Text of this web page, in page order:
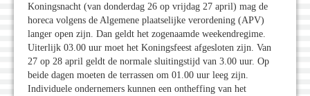
Koningsnacht (van donderdag 26 op vrijdag 27 april) mag de
horeca volgens de Algemene plaatselijke verordening (APV)
langer open zijn. Dan geldt het zogenaamde weekendregime.
Uiterlijk 03.00 uur moet het Koningsfeest afgesloten zijn. Van
27 op 28 april geldt de normale sluitingstijd van 3.00 uur. Op
beide dagen moeten de terrassen om 01.00 uur leeg zijn.
Individuele ondernemers kunnen een ontheffing van het